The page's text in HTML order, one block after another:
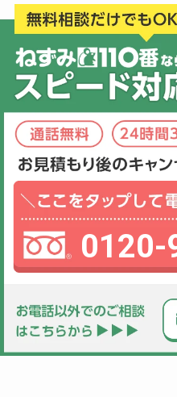
0120-